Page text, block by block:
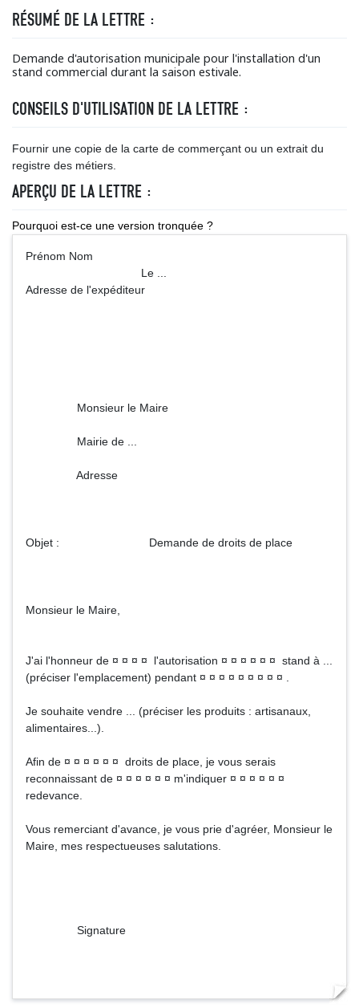
RÉSUMÉ DE LA LETTRE :
Demande d'autorisation municipale pour l'installation d'un
stand commercial durant la saison estivale.
CONSEILS D'UTILISATION DE LA LETTRE :
Fournir une copie de la carte de commerçant ou un extrait du
registre des métiers.
APERÇU DE LA LETTRE :
Pourquoi est-ce une version tronquée ?
Prénom Nom
Le ...
Adresse de l'expéditeur
Monsieur le Maire
Mairie de ...
Adresse
Objet : Demande de droits de place
Monsieur le Maire,
J'ai l'honneur de ¤ ¤ ¤ ¤ l'autorisation ¤ ¤ ¤ ¤ ¤ ¤ stand à ...
(préciser l'emplacement) pendant ¤ ¤ ¤ ¤ ¤ ¤ ¤ ¤ ¤ .
Je souhaite vendre ... (préciser les produits : artisanaux,
alimentaires...).
Afin de ¤ ¤ ¤ ¤ ¤ ¤ droits de place, je vous serais
reconnaissant de ¤ ¤ ¤ ¤ ¤ ¤ m'indiquer ¤ ¤ ¤ ¤ ¤ ¤
redevance.
Vous remerciant d'avance, je vous prie d'agréer, Monsieur le
Maire, mes respectueuses salutations.
Signature